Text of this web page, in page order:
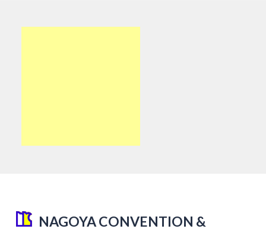
NAGOYA CONVENTION &